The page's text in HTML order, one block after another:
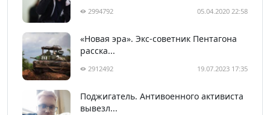
2994792 05.04.2020 22:58
«Новая эра». Экс-советник Пентагона
расска...
2912492 19.07.2023 17:35
Поджигатель. Антивоенного активиста
вывезл...